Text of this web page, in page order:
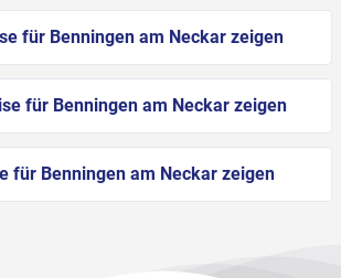
für Benningen am Neckar zeigen
für Benningen am Neckar zeigen
für Benningen am Neckar zeigen